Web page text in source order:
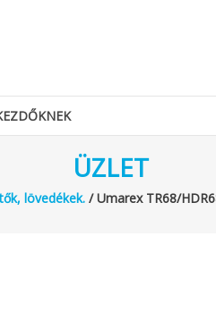
ÜZLET
lövedékek./ Umarex TR68/